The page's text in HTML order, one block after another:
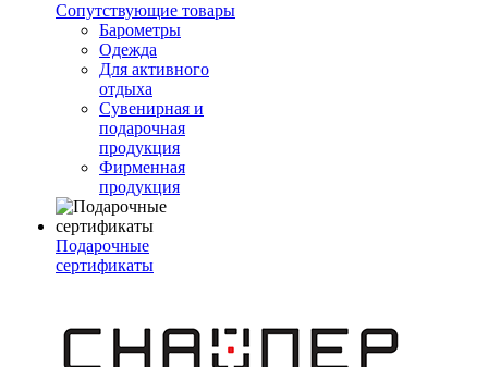
Сопутствующие товары
Барометры
Одежда
Для активного
отдыха
Сувенирная и
подарочная
продукция
Фирменная
продукция
Подарочные
сертификаты